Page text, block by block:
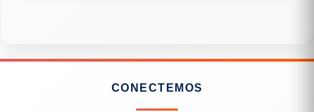
CONECTEMOS